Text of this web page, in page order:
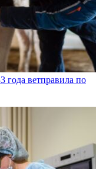
года ветправила по